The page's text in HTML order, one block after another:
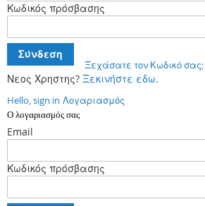
Κωδικός πρόσβασης
Σύνδεση
Ξεχάσατε τον Κωδικό σας;
Νεος Χρηστης? Ξεκινήστε εδω.
Hello, sign in Λογαριασμός
Ο λογαριασμός σας
Email
Κωδικός πρόσβασης